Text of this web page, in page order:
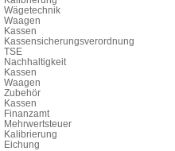
Wägetechnik
Waagen
Kassen
Kassensicherungsverordnung
TSE
Nachhaltigkeit
Kassen
Waagen
Zubehör
Kassen
Finanzamt
Mehrwertsteuer
Kalibrierung
Eichung